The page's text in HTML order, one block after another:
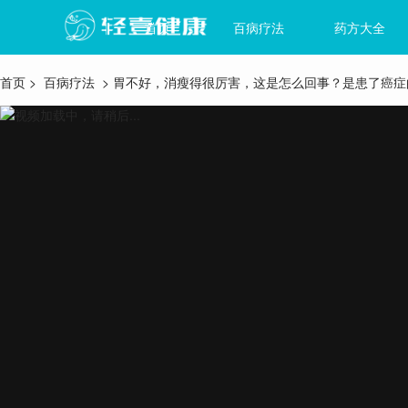
首页 百病疗法 药方大全
首页 > 百病疗法 > 胃不好，消瘦得很厉害，这是怎么回事？是患了癌